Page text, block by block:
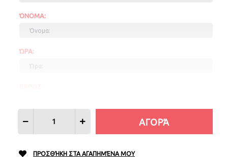
ΌΝΟΜΑ:
ΏΡΑ:
ΎΨΟΣ:
ΠΡΟΣΘΉΚΗ ΣΤΑ ΑΓΑΠΗΜΈΝΑ ΜΟΥ